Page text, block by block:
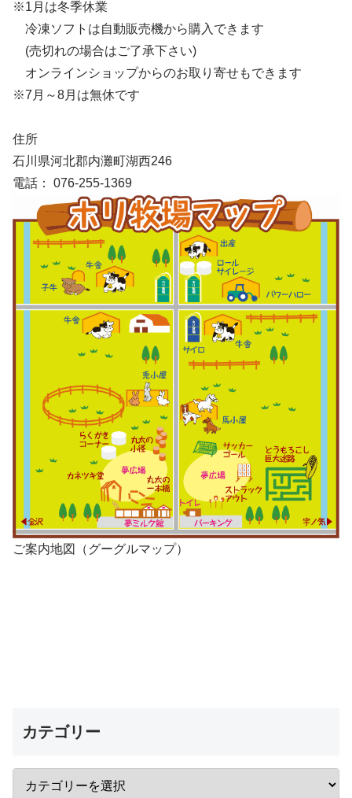
※1月は冬季休業
冷凍ソフトは自動販売機から購入できます
(売切れの場合はご了承下さい)
オンラインショップからのお取り寄せもできます
※7月～8月は無休です
住所
石川県河北郡内灘町湖西246
電話： 076-255-1369
ご案内地図（グーグルマップ）
カテゴリー